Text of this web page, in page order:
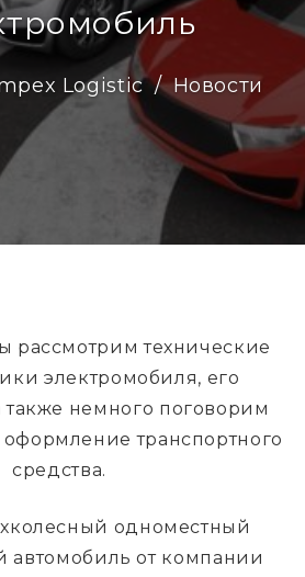
Logistic Новости
рассмотрим технические
электромобиля, его
также немного поговорим
транспортного
средства.
одноместный
автомобиль от компании